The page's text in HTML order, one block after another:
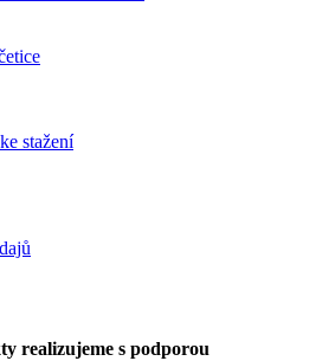
stažení
realizujeme s podporou